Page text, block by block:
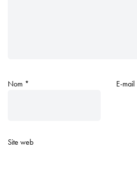
Nom * E-mail
Site web